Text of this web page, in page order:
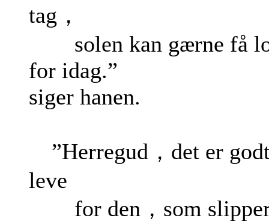
tag，
solen kan gærne få
for idag.”
siger hanen.
”Herregud，det er
leve
for den，som